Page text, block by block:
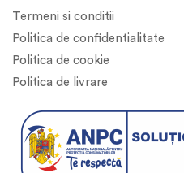
Termeni si conditii
Politica de confidentialitate
Politica de cookie
Politica de livrare